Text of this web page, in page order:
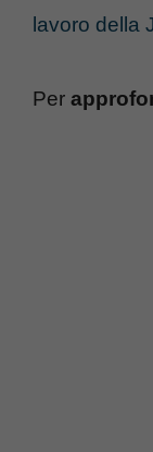
lavoro della
Per